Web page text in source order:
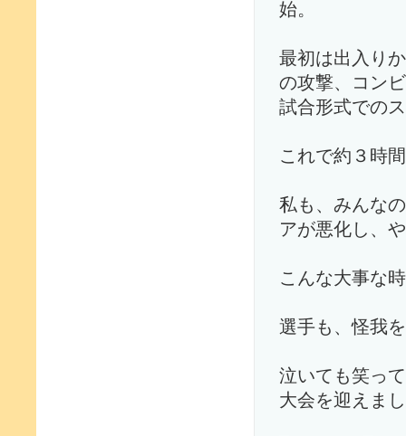
始。
最初は出入り
の攻撃、コン
試合形式での
これで約３時
私も、みんな
アが悪化し、
こんな大事な
選手も、怪我
泣いても笑っ
大会を迎えま